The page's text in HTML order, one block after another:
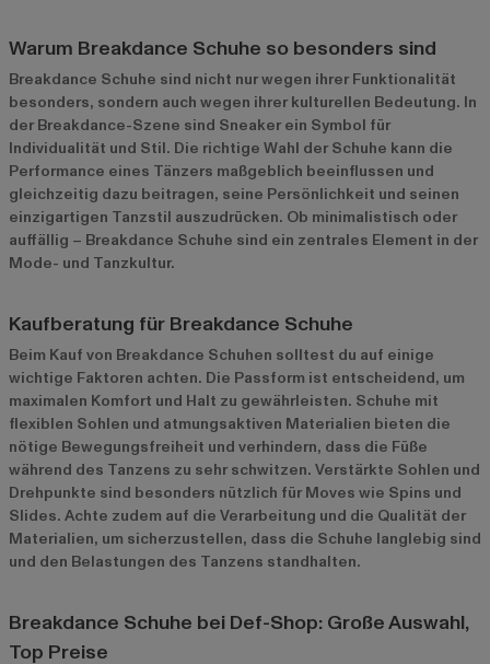
Warum Breakdance Schuhe so besonders sind
Breakdance Schuhe sind nicht nur wegen ihrer Funktionalität
besonders, sondern auch wegen ihrer kulturellen Bedeutung. In
der Breakdance-Szene sind Sneaker ein Symbol für
Individualität und Stil. Die richtige Wahl der Schuhe kann die
Performance eines Tänzers maßgeblich beeinflussen und
gleichzeitig dazu beitragen, seine Persönlichkeit und seinen
einzigartigen Tanzstil auszudrücken. Ob minimalistisch oder
auffällig – Breakdance Schuhe sind ein zentrales Element in der
Mode- und Tanzkultur.
Kaufberatung für Breakdance Schuhe
Beim Kauf von Breakdance Schuhen solltest du auf einige
wichtige Faktoren achten. Die Passform ist entscheidend, um
maximalen Komfort und Halt zu gewährleisten. Schuhe mit
flexiblen Sohlen und atmungsaktiven Materialien bieten die
nötige Bewegungsfreiheit und verhindern, dass die Füße
während des Tanzens zu sehr schwitzen. Verstärkte Sohlen und
Drehpunkte sind besonders nützlich für Moves wie Spins und
Slides. Achte zudem auf die Verarbeitung und die Qualität der
Materialien, um sicherzustellen, dass die Schuhe langlebig sind
und den Belastungen des Tanzens standhalten.
Breakdance Schuhe bei Def-Shop: Große Auswahl,
Top Preise